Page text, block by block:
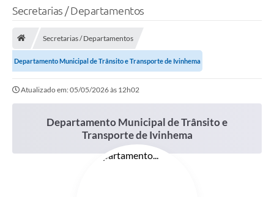
Secretarias / Departamentos
Secretarias / Departamentos
Departamento Municipal de Trânsito e Transporte de Ivinhema
Atualizado em: 05/05/2026 às 12h02
Departamento Municipal de Trânsito e
Transporte de Ivinhema